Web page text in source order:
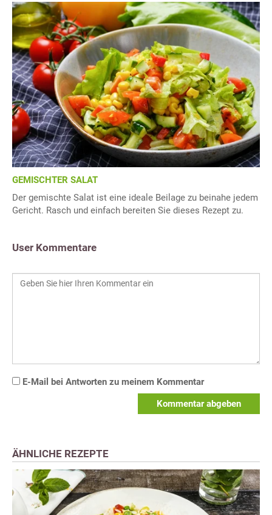
GEMISCHTER SALAT
Der gemischte Salat ist eine ideale Beilage zu beinahe jedem
Gericht. Rasch und einfach bereiten Sie dieses Rezept zu.
User Kommentare
E-Mail bei Antworten zu meinem Kommentar
Kommentar abgeben
ÄHNLICHE REZEPTE